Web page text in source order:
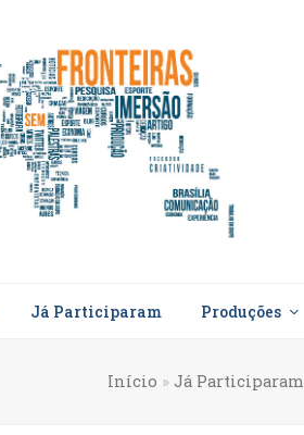
Já Participaram Produções
Início » Já Participaram